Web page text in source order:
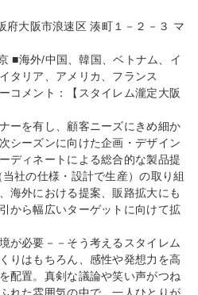
府大阪市浪速区 湊町１－２－３ マ
■海外/中国、韓国、ベトナム、イ
タリア、アメリカ、フランス
コメント：【スタイレム瀧定大阪
ーを有し、顧客ニーズにきめ細か
シーズンに向けた企画・デザイン
ディネートによる総合的な製品提
社の仕様・設計で生産）の取り組
海外における提案、販路拡大にも
から幅広いターゲットに向けて拡
が必要－－そう考えるスタイレム
りはもちろん、感性や発想力を高
配置。真剣な議論や笑い声がつね